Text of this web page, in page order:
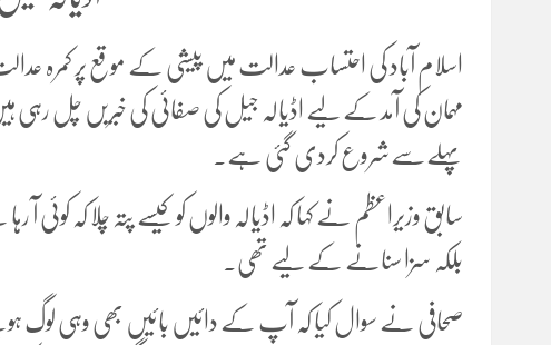
اسلام آباد کی احتساب عدالت میں پیشی کے موقع پر کمرہ
مہمان کی آمد کے لیے اڈیالہ جیل کی صفائی کی خبریں چل رہی
پہلےسےشروع کردی گئی ہے۔
بلکہ سزا سنانے کے لیے تھی۔
صحافی نے سوال کیا کہ آپ کے دائیں بائیں بھی وہی لوگ